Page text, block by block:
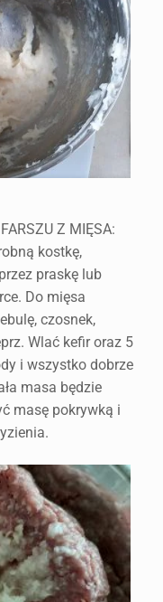
Z MIĘSA:
kostkę,
praskę lub
Do mięsa
czosnek,
Wlać kefir oraz 5
i wszystko dobrze
masa będzie
masę pokrywką i